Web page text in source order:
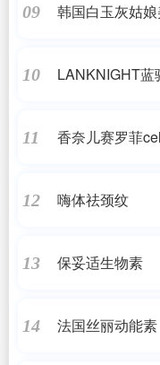
09 韩国白玉灰姑
10 LANKNIGHT
11 香奈儿赛罗菲
12 嗨体祛颈纹
13 保妥适生物素
14 法国丝丽动能素